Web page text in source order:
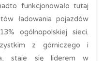
funkcjonowało tutaj
ładowania pojazdów
ogólnopolskiej sieci.
z górniczego i
staje się liderem w